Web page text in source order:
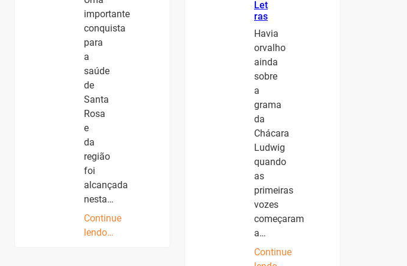
importante
conquista
para
a
saúde
de
Santa
Rosa
e
da
região
foi
alcançada
nesta…
Continue
lendo…
Let
ras
Havia
orvalho
ainda
sobre
a
grama
da
Chácara
Ludwig
quando
as
primeiras
vozes
começaram
a…
Continue